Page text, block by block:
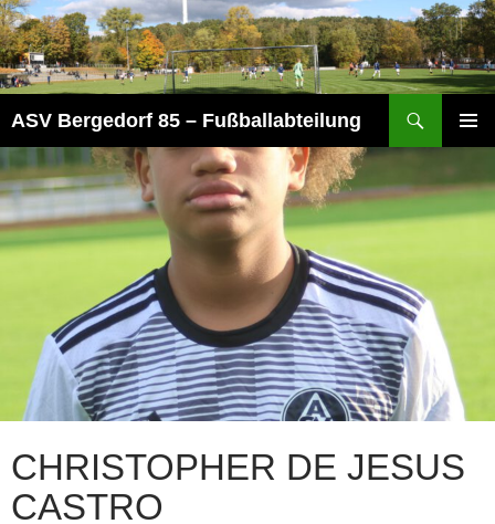
Zum
Inhalt
springen
ASV Bergedorf 85 – Fußballabteilung
CHRISTOPHER DE JESUS
CASTRO